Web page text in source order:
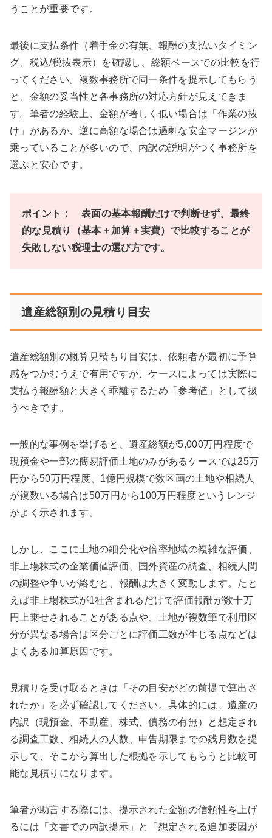
うことが重要です。
最後に支払条件（着手金の有無、報酬の支払いタイミン
グ、税込/税抜表示）を確認し、総額ベースでの比較を行
ってください。複数事務所で同一条件を提示してもらう
と、金額の妥当性と各事務所の対応方針が見えてきま
す。筆者の経験上、金額が著しく低い場合は「作業の抜
け」があるか、逆に高額な場合は過剰な安全マージンが
乗っていることが多いので、内訳の説明がつく事務所を
選ぶと安心です。
ポイント： 表面の基本報酬だけで判断せず、最終
的な見積り（基本＋加算＋実費）で比較することが
失敗しない税理士の選び方です。
遺産総額別の見積り目安
遺産総額別の概算見積もり目安は、依頼者が最初に予算
感をつかむうえで有用ですが、ケースによっては実際に
支払う報酬額と大きく乖離するため「参考値」として扱
うべきです。
一般的な事例を挙げると、遺産総額が5,000万円程度で
現預金や一部の簡易評価土地のみがあるケースでは25万
円から50万円程度、1億円規模で数区画の土地や相続人
が複数いる場合は50万円から100万円程度というレンジ
がよく示されます。
しかし、ここに土地の細分化や倍率地域の複雑な評価、
非上場株式の企業価値評価、国外資産の調査、相続人間
の調整や争いが絡むと、報酬は大きく変動します。たと
えば非上場株式が1社含まれるだけで評価報酬が数十万
円上乗せされることがある点や、土地が複数筆で利用区
分が異なる場合は区分ごとに評価工数が生じる点などは
よくある加算原因です。
見積りを受け取るときは「その目安がどの前提で算出さ
れたか」を必ず確認してください。具体的には、遺産の
内訳（現預金、不動産、株式、債務の有無）と想定され
る調査工数、相続人の人数、申告期限までの残月数を提
示して、そこから算出した根拠を示してもらうと比較可
能な見積りになります。
筆者が助言する際には、提示された金額の信頼性を上げ
るには「文書での内訳提示」と「想定される追加要因が